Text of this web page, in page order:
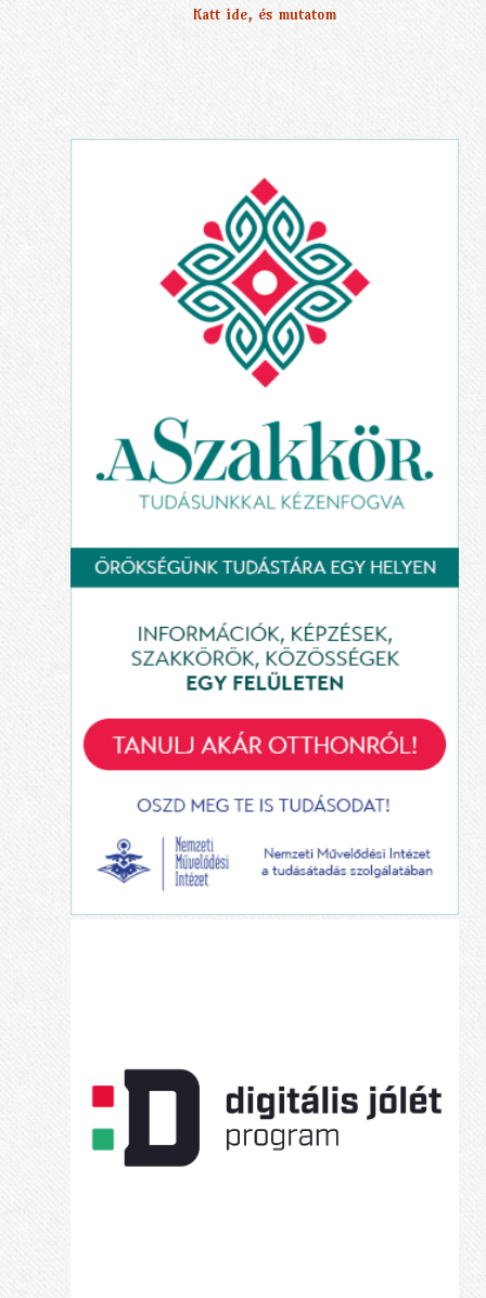
Katt ide, és mutatom